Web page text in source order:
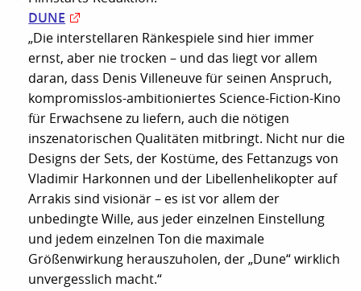
DUNE
„Die interstellaren Ränkespiele sind hier immer
ernst, aber nie trocken – und das liegt vor allem
daran, dass Denis Villeneuve für seinen Anspruch,
kompromisslos-ambitioniertes Science-Fiction-Kino
für Erwachsene zu liefern, auch die nötigen
inszenatorischen Qualitäten mitbringt. Nicht nur die
Designs der Sets, der Kostüme, des Fettanzugs von
Vladimir Harkonnen und der Libellenhelikopter auf
Arrakis sind visionär – es ist vor allem der
unbedingte Wille, aus jeder einzelnen Einstellung
und jedem einzelnen Ton die maximale
Größenwirkung herauszuholen, der „Dune“ wirklich
unvergesslich macht.“